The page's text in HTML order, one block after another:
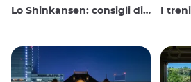
Lo Shinkansen: consigli di viaggio per il treno proiettile giapponese I